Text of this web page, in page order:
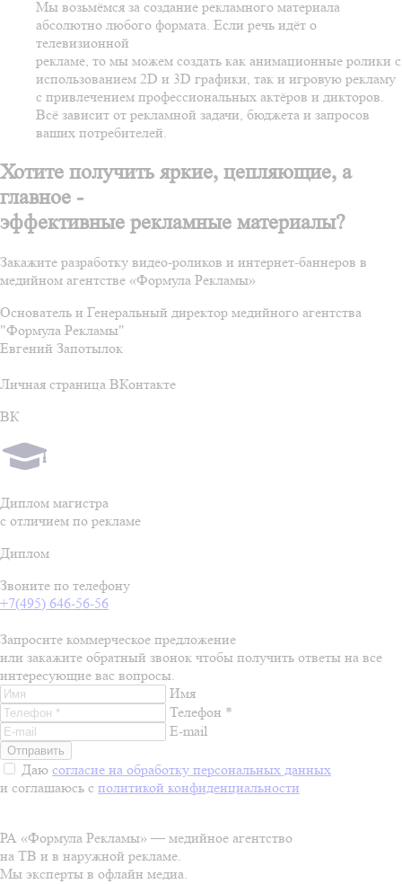
Мы возьмёмся за создание рекламного материала
абсолютно любого формата. Если речь идёт о
телевизионной
рекламе, то мы можем создать как анимационные ролики с
использованием 2D и 3D графики, так и игровую рекламу
с привлечением профессиональных актёров и дикторов.
Всё зависит от рекламной задачи, бюджета и запросов
ваших потребителей.
Хотите получить яркие, цепляющие, а
главное -
эффективные рекламные материалы?
Закажите разработку видео-роликов и интернет-баннеров в
медийном агентстве «Формула Рекламы»
Основатель и Генеральный директор медийного агентства
"Формула Рекламы"
Евгений Запотылок
Личная страница ВКонтакте
ВК
Диплом магистра
с отличием по рекламе
Диплом
Звоните по телефону
+7(495) 646-56-56
Запросите коммерческое предложение
или закажите обратный звонок чтобы получить ответы на все
интересующие вас вопросы.
Имя
Телефон *
E-mail
Даю согласие на обработку персональных данных
и соглашаюсь с политикой конфиденциальности
РА «Формула Рекламы» — медийное агентство
на ТВ и в наружной рекламе.
Мы эксперты в офлайн медиа.